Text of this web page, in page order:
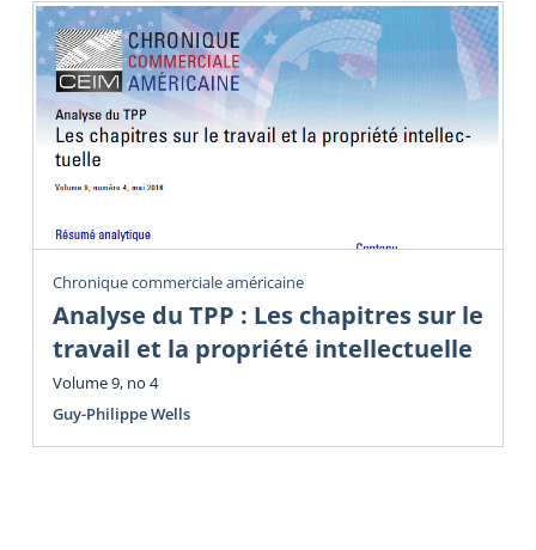
Chronique commerciale américaine
Analyse du TPP : Les chapitres sur le
travail et la propriété intellectuelle
Volume 9, no 4
Guy-Philippe Wells